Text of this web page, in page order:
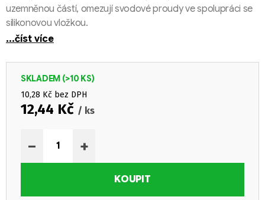
SKLADEM (>10 KS)
12,44 Kč / ks
10,28 Kč bez DPH
+
−
KOUPIT
uzemněnou částí, omezují svodové proudy ve spolupráci se
silikonovou vložkou.
...číst více